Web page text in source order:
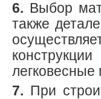
6. Выбор
также
7. При